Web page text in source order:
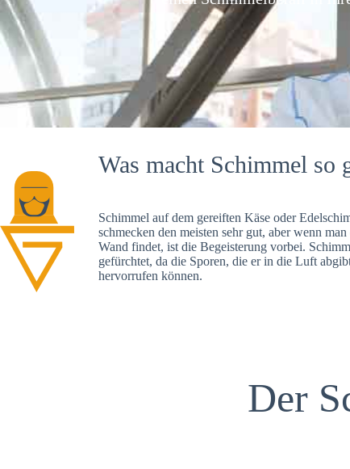
Was macht Schimmel so
Schimmel auf dem gereiften Käse oder
schmecken den meisten sehr gut, aber wenn
Wand findet, ist die Begeisterung vorbei.
gefürchtet, da die Sporen, die er in die Luft
hervorrufen können.
Der